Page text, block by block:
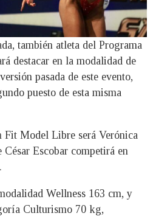
también atleta del Programa
destacar en la modalidad de
pasada de este evento,
puesto de esta misma
Fit Model Libre será Verónica
Escobar competirá en
Wellness 163 cm, y
Culturismo 70 kg,